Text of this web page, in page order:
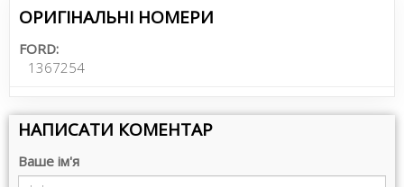
ОРИГІНАЛЬНІ НОМЕРИ
FORD:
1367254
НАПИСАТИ КОМЕНТАР
Ваше ім'я